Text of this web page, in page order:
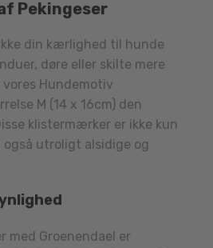
Pekingeser
din kærlighed til hunde
døre eller skilte mere
Hundemotiv
M (14 x 16cm) den
klistermærker er ikke kun
også utroligt alsidige og
med Groenendael er